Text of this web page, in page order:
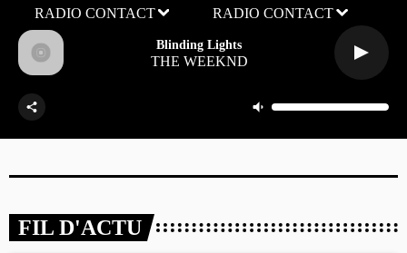
Blinding Lights
THE WEEKND
RADIO CONTACT
FIL D'ACTU